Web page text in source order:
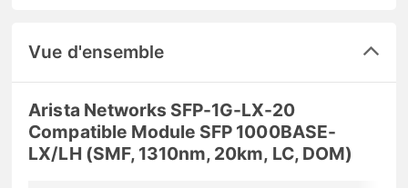
Vue d'ensemble
Arista Networks SFP-1G-LX-20
Compatible Module SFP 1000BASE-
LX/LH (SMF, 1310nm, 20km, LC, DOM)